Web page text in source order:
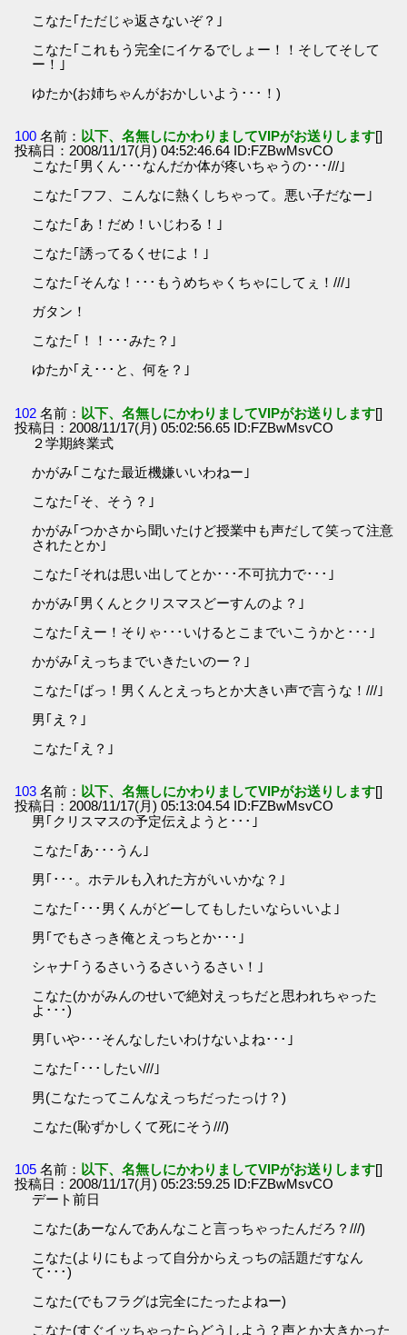
こなた｢ただじゃ返さないぞ？｣
こなた｢これもう完全にイケるでしょー！！そしてそして
ー！｣
ゆたか(お姉ちゃんがおかしいよう･･･！)
100 名前： 以下、名無しにかわりましてVIPがお送りします[]
投稿日：2008/11/17(月) 04:52:46.64 ID:FZBwMsvCO
こなた｢男くん･･･なんだか体が疼いちゃうの･･･///｣
こなた｢フフ、こんなに熱くしちゃって。悪い子だなー｣
こなた｢あ！だめ！いじわる！｣
こなた｢誘ってるくせによ！｣
こなた｢そんな！･･･もうめちゃくちゃにしてぇ！///｣
ガタン！
こなた｢！！･･･みた？｣
ゆたか｢え･･･と、何を？｣
102 名前： 以下、名無しにかわりましてVIPがお送りします[]
投稿日：2008/11/17(月) 05:02:56.65 ID:FZBwMsvCO
２学期終業式
かがみ｢こなた最近機嫌いいわねー｣
こなた｢そ、そう？｣
かがみ｢つかさから聞いたけど授業中も声だして笑って注意
されたとか｣
こなた｢それは思い出してとか･･･不可抗力で･･･｣
かがみ｢男くんとクリスマスどーすんのよ？｣
こなた｢えー！そりゃ･･･いけるとこまでいこうかと･･･｣
かがみ｢えっちまでいきたいのー？｣
こなた｢ばっ！男くんとえっちとか大きい声で言うな！///｣
男｢え？｣
こなた｢え？｣
103 名前： 以下、名無しにかわりましてVIPがお送りします[]
投稿日：2008/11/17(月) 05:13:04.54 ID:FZBwMsvCO
男｢クリスマスの予定伝えようと･･･｣
こなた｢あ･･･うん｣
男｢･･･。ホテルも入れた方がいいかな？｣
こなた｢･･･男くんがどーしてもしたいならいいよ｣
男｢でもさっき俺とえっちとか･･･｣
シャナ｢うるさいうるさいうるさい！｣
こなた(かがみんのせいで絶対えっちだと思われちゃった
よ･･･)
男｢いや･･･そんなしたいわけないよね･･･｣
こなた｢･･･したい///｣
男(こなたってこんなえっちだったっけ？)
こなた(恥ずかしくて死にそう///)
105 名前： 以下、名無しにかわりましてVIPがお送りします[]
投稿日：2008/11/17(月) 05:23:59.25 ID:FZBwMsvCO
デート前日
こなた(あーなんであんなこと言っちゃったんだろ？///)
こなた(よりにもよって自分からえっちの話題だすなん
て･･･)
こなた(でもフラグは完全にたったよねー)
こなた(すぐイッちゃったらどうしよう？声とか大きかった